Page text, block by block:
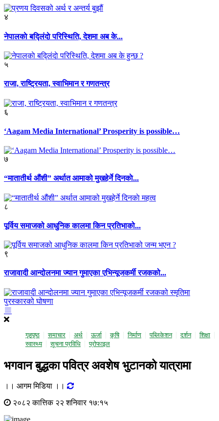
४
नेपालकाे बद्लिंदाे परिस्थिति, देशमा अब के...
५
राजा, राष्ट्रियता, स्वाभिमान र गणतन्त्र
६
‘Aagam Media International’ Prosperity is possible…
७
“मातातीर्थ औंशी” अर्थात आमाको मुखहेर्ने दिनकाे...
८
पूर्विय समाजको आधुनिक कालमा किन प्रतिभाको...
९
राजावादी आन्दोलनमा ज्यान गुमाएका एभिन्यूजकर्मी रजकको...
गृहपृष्ठ समाचार अर्थ ऊर्जा कृषि निर्माण पब्लिकेशन दर्शन
शिक्षा
स्वास्थ्य
सूचना प्रविधि प्राेफाइल
भगवान बुद्धका पवित्र अवशेष भुटानको यात्रामा
।। आगम मिडिया ।।
२०८२ कात्तिक २२ शनिवार १७:१५